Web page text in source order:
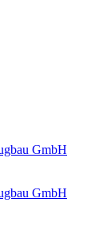
GmbH
GmbH